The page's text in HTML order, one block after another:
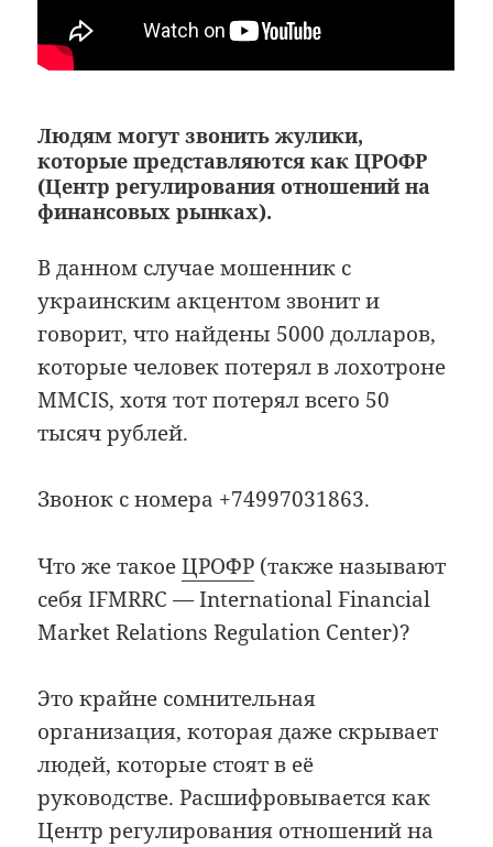
Людям могут звонить жулики,
которые представляются как ЦРОФР
(Центр регулирования отношений на
финансовых рынках).
В данном случае мошенник с
украинским акцентом звонит и
говорит, что найдены 5000 долларов,
которые человек потерял в лохотроне
MMCIS, хотя тот потерял всего 50
тысяч рублей.
Звонок с номера +74997031863.
Что же такоеЦРОФР (также называют
себя IFMRRC—International Financial
Market Relations Regulation Center)?
Это крайне сомнительная
организация, которая даже скрывает
людей, которые стоят в её
руководстве. Расшифровывается как
Центр регулирования отношений на